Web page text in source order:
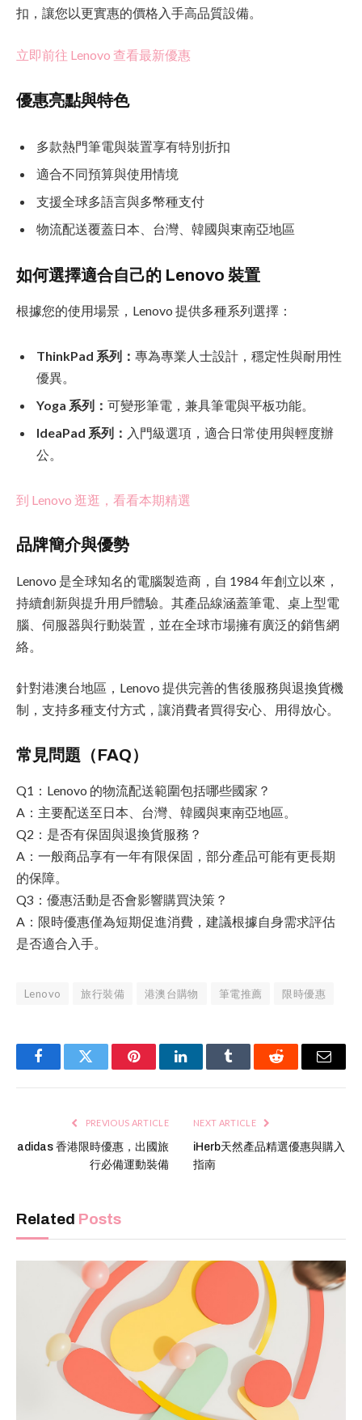
扣，讓您以更實惠的價格入手高品質設備。
立即前往 Lenovo 查看最新優惠
優惠亮點與特色
多款熱門筆電與裝置享有特別折扣
適合不同預算與使用情境
支援全球多語言與多幣種支付
物流配送覆蓋日本、台灣、韓國與東南亞地區
如何選擇適合自己的 Lenovo 裝置
根據您的使用場景，Lenovo 提供多種系列選擇：
ThinkPad 系列： 專為專業人士設計，穩定性與耐用性
優異。
Yoga 系列： 可變形筆電，兼具筆電與平板功能。
IdeaPad 系列： 入門級選項，適合日常使用與輕度辦
公。
到 Lenovo 逛逛，看看本期精選
品牌簡介與優勢
Lenovo 是全球知名的電腦製造商，自 1984 年創立以來，
持續創新與提升用戶體驗。其產品線涵蓋筆電、桌上型電
腦、伺服器與行動裝置，並在全球市場擁有廣泛的銷售網
絡。
針對港澳台地區，Lenovo 提供完善的售後服務與退換貨機
制，支持多種支付方式，讓消費者買得安心、用得放心。
常見問題（FAQ）
Q1：Lenovo 的物流配送範圍包括哪些國家？
A：主要配送至日本、台灣、韓國與東南亞地區。
Q2：是否有保固與退換貨服務？
A：一般商品享有一年有限保固，部分產品可能有更長期
的保障。
Q3：優惠活動是否會影響購買決策？
A：限時優惠僅為短期促進消費，建議根據自身需求評估
是否適合入手。
Lenovo 旅行裝備 港澳台購物 筆電推薦 限時優惠
FacebookTwitter PinterestLinkedInTumblr Reddit Email
PREVIOUS ARTICLE
adidas 香港限時優惠，出國旅
行必備運動裝備
NEXT ARTICLE
iHerb天然產品精選優惠與購入
指南
Related Posts